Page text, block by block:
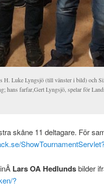
H. Luke Lyngsjö (till vänster i bild) och
hans farfar,Gert Lyngsjö, spelar för
skåne 11 deltagare. För
Lars OA Hedlundsbilder
?